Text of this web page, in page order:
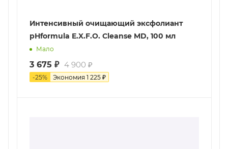
Интенсивный очищающий эксфолиант
pHformula E.X.F.O. Cleanse MD, 100 мл
Мало
3 675 ₽ 4 900 ₽
-25% Экономия 1 225 ₽